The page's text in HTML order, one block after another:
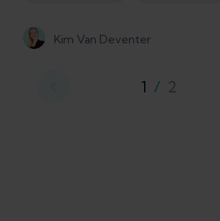
Kim Van Deventer
1 / 2